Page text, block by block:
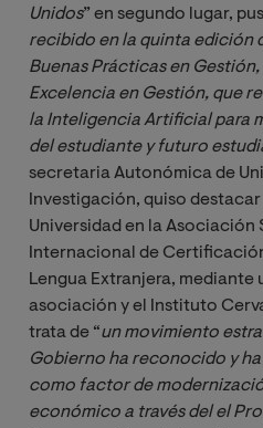
Unidos” en segundo lugar,
recibido en la quinta edición
Buenas Prácticas en
Excelencia en Gestión, que
la Inteligencia Artificial para
del estudiante y futuro
secretaria Autonómica de
Investigación, quiso
Universidad en la Asociación
Internacional de
Lengua Extranjera, mediante
asociación y el Instituto
trata de “un movimiento
Gobierno ha reconocido y
como factor de
económico a través del el